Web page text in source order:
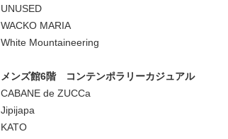
UNUSED
WACKO MARIA
White Mountaineering
メンズ館6階 コンテンポラリーカジュアル
CABANE de ZUCCa
Jipijapa
KATO